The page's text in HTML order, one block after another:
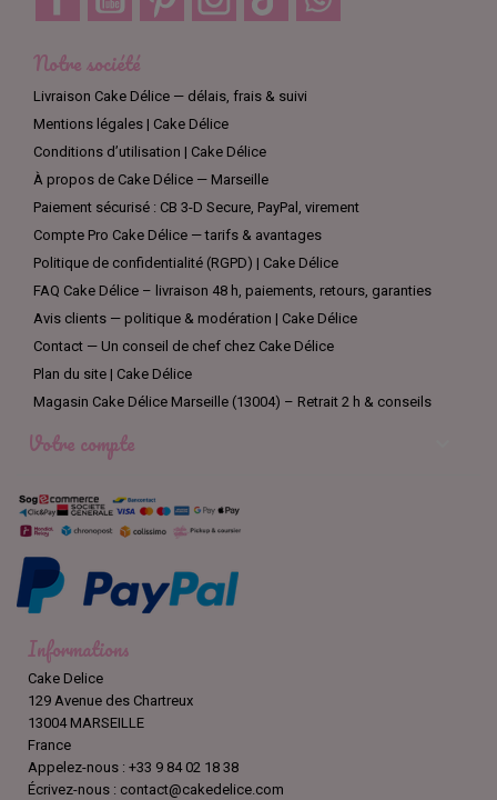
Notre société
Livraison Cake Délice — délais, frais & suivi
Mentions légales | Cake Délice
Conditions d’utilisation | Cake Délice
À propos de Cake Délice — Marseille
Paiement sécurisé : CB 3-D Secure, PayPal, virement
Compte Pro Cake Délice — tarifs & avantages
Politique de confidentialité (RGPD) | Cake Délice
FAQ Cake Délice – livraison 48 h, paiements, retours, garanties
Avis clients — politique & modération | Cake Délice
Contact — Un conseil de chef chez Cake Délice
Plan du site | Cake Délice
Magasin Cake Délice Marseille (13004) – Retrait 2 h & conseils
Votre compte
Informations
Cake Delice
129 Avenue des Chartreux
13004 MARSEILLE
France
Appelez-nous : +33 9 84 02 18 38
Écrivez-nous : contact@cakedelice.com